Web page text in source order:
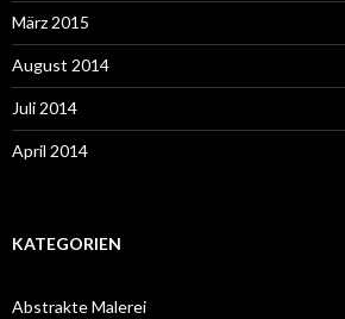
März 2015
August 2014
Juli 2014
April 2014
KATEGORIEN
Abstrakte Malerei